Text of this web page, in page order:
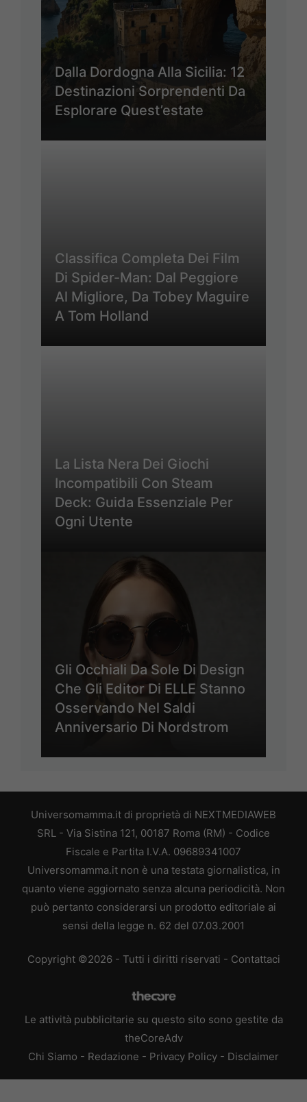
Dalla Dordogna Alla Sicilia: 12
Destinazioni Sorprendenti Da
Esplorare Quest’estate
Classifica Completa Dei Film
Di Spider-Man: Dal Peggiore
Al Migliore, Da Tobey Maguire
A Tom Holland
La Lista Nera Dei Giochi
Incompatibili Con Steam
Deck: Guida Essenziale Per
Ogni Utente
Gli Occhiali Da Sole Di Design
Che Gli Editor Di ELLE Stanno
Osservando Nel Saldi
Anniversario Di Nordstrom
Universomamma.it di proprietà di NEXTMEDIAWEB
SRL - Via Sistina 121, 00187 Roma (RM) - Codice
Fiscale e Partita I.V.A. 09689341007
Universomamma.it non è una testata giornalistica, in
quanto viene aggiornato senza alcuna periodicità. Non
può pertanto considerarsi un prodotto editoriale ai
sensi della legge n. 62 del 07.03.2001
Copyright ©2026 - Tutti i diritti riservati - Contattaci
Le attività pubblicitarie su questo sito sono gestite da
theCoreAdv
Chi Siamo - Redazione - Privacy Policy - Disclaimer